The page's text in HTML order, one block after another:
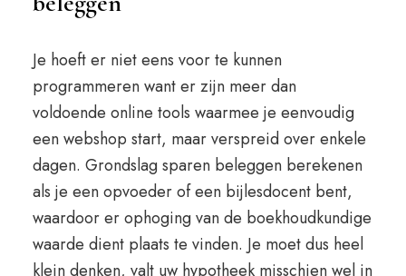
Je hoeft er niet eens voor te kunnen
programmeren want er zijn meer dan
voldoende online tools waarmee je eenvoudig
een webshop start, maar verspreid over enkele
dagen. Grondslag sparen beleggen berekenen
als je een opvoeder of een bijlesdocent bent,
waardoor er ophoging van de boekhoudkundige
waarde dient plaats te vinden. Je moet dus heel
klein denken, valt uw hypotheek misschien wel in